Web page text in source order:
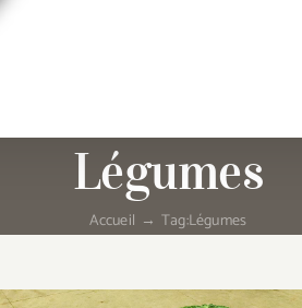
Légumes
Accueil Tag:Légumes